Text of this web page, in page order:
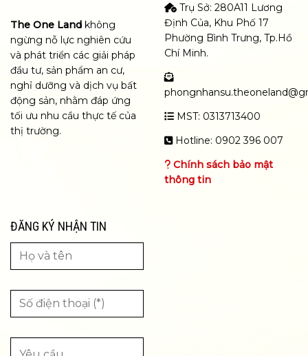
The One Land không
ngừng nỗ lực nghiên cứu
và phát triển các giải pháp
đầu tư, sản phẩm an cư,
nghỉ dưỡng và dịch vụ bất
động sản, nhằm đáp ứng
tối ưu nhu cầu thực tế của
thị trường.
Trụ Sở: 280A11 Lương
Định Của, Khu Phố 17
Phường Bình Trưng, Tp.Hồ
Chí Minh.
MST: 0313713400
Hotline: 0902 396 007
Chính sách bảo mật
thông tin
ĐĂNG KÝ NHẬN TIN